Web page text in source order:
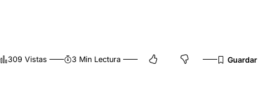
309 Vistas 3 Min Lectura